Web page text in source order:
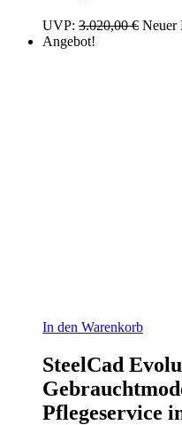
UVP: 3.020,00€ Neuer
Angebot!
In den Warenkorb
SteelCad
Pflegeservice